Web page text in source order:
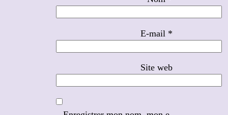
E-mail *
Site web